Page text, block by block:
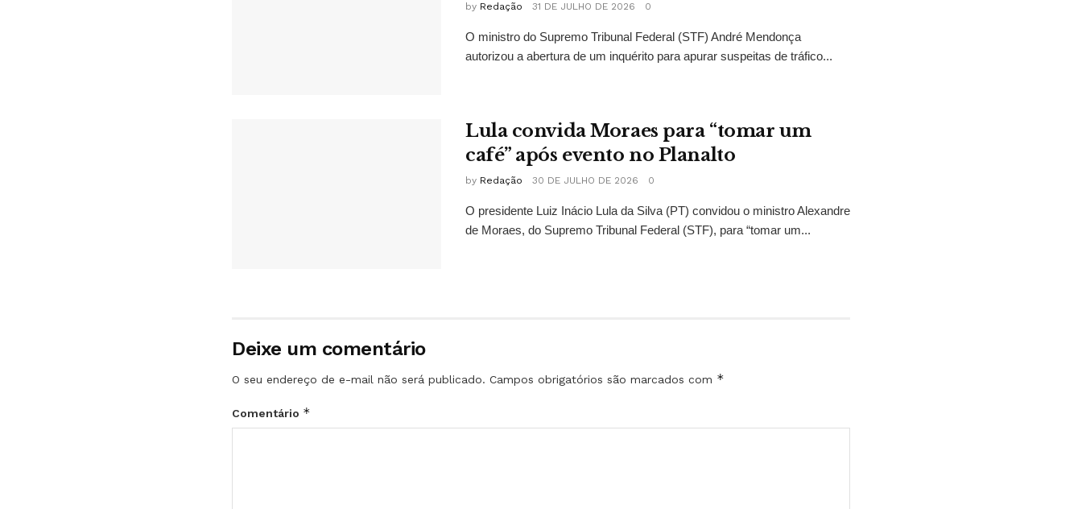
by Redação 31 DE JULHO DE 2026 0
O ministro do Supremo Tribunal Federal (STF) André Mendonça
autorizou a abertura de um inquérito para apurar suspeitas de tráfico...
Lula convida Moraes para “tomar um
café” após evento no Planalto
by Redação 30 DE JULHO DE 2026 0
O presidente Luiz Inácio Lula da Silva (PT) convidou o ministro Alexandre
de Moraes, do Supremo Tribunal Federal (STF), para “tomar um...
Deixe um comentário
O seu endereço de e-mail não será publicado. Campos obrigatórios são marcados com *
Comentário *